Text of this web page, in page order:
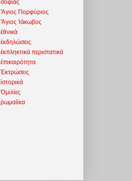
σοφίας
Ἅγιος Πορφύριος
Ἅγιος Ἰάκωβος
ἐθνικὰ
ἐκδηλώσεις
ἐκπληκτικά περιστατικά
ἐπικαιρότητα
Ἐκτρώσεις
ἱστορικά
Ὁμιλίες
ῥωμαίϊκα